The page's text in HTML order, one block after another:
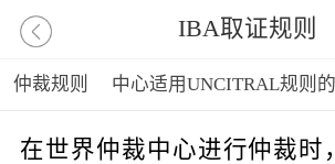
IBA取证规则
仲裁规则 中心适用UNCITRAL规则的
在世界仲裁中心进行仲裁时